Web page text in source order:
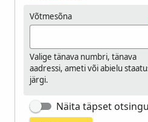
Võtmesõna
Valige tänava numbri, tänava
aadressi, ameti või abielu
järgi.
Näita täpset